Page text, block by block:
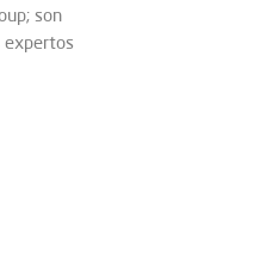
son
expertos